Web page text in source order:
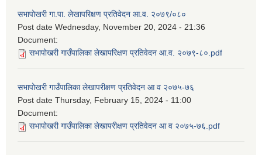
सभापोखरी गा.पा. लेखापरिक्षण प्रतिवेदन आ.व. २०७९/०८०
Post date Wednesday, November 20, 2024 - 21:36
Document:
सभापोखरी गाउँपालिका लेखापरिक्षण प्रतिवेदन आ.व. २०७९-८०.pdf
सभापोखरी गाउँपालिका लेखापरीक्षण प्रतिवेदन आ व २०७५-७६
Post date Thursday, February 15, 2024 - 11:00
Document:
सभापोखरी गाउँपालिका लेखापरीक्षण प्रतिवेदन आ व २०७५-७६.pdf